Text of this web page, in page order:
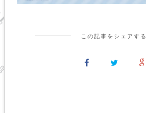
この記事をシェアする